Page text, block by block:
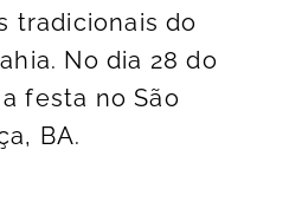
tradicionais do
No dia 28 do
festa no São
BA.